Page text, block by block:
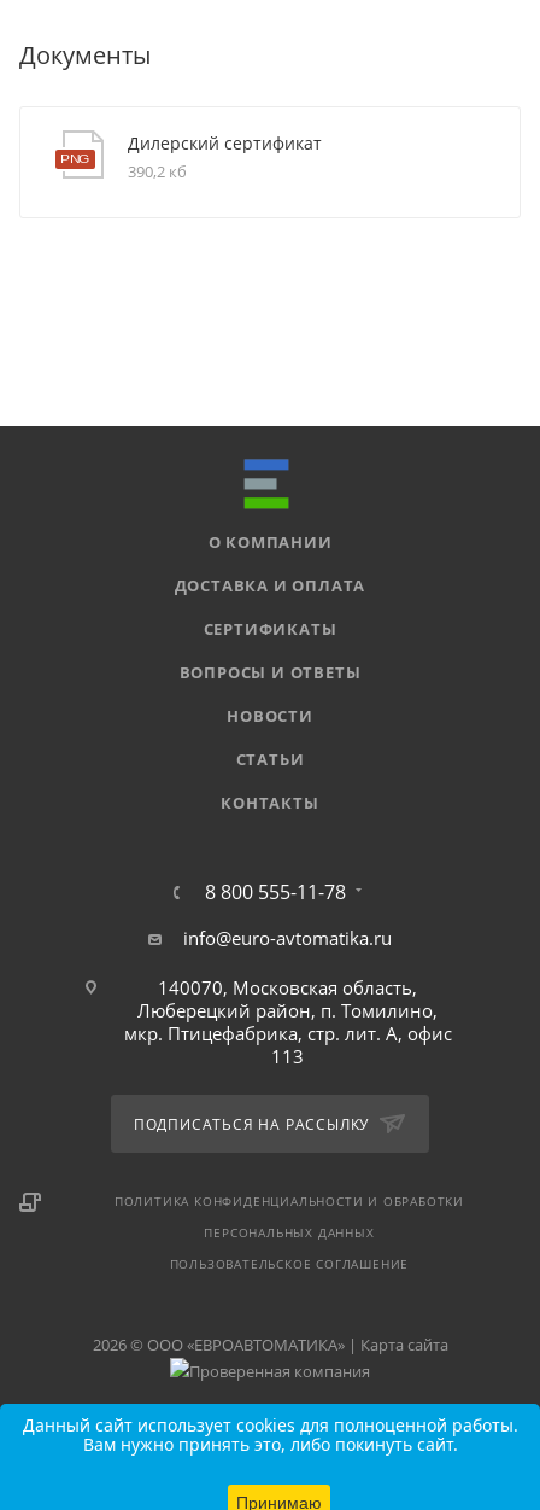
Документы
Дилерский сертификат
390,2 кб
О КОМПАНИИ
ДОСТАВКА И ОПЛАТА
СЕРТИФИКАТЫ
ВОПРОСЫ И ОТВЕТЫ
НОВОСТИ
СТАТЬИ
КОНТАКТЫ
8 800 555-11-78
info@euro-avtomatika.ru
140070, Московская область,
Люберецкий район, п. Томилино,
мкр. Птицефабрика, стр. лит. А, офис
113
ПОДПИСАТЬСЯ НА РАССЫЛКУ
ПОЛИТИКА КОНФИДЕНЦИАЛЬНОСТИ И ОБРАБОТКИ
ПЕРСОНАЛЬНЫХ ДАННЫХ
ПОЛЬЗОВАТЕЛЬСКОЕ СОГЛАШЕНИЕ
2026 © ООО «ЕВРОАВТОМАТИКА» | Карта сайта
Данный сайт использует cookies для полноценной работы.
Вам нужно принять это, либо покинуть сайт.
Принимаю